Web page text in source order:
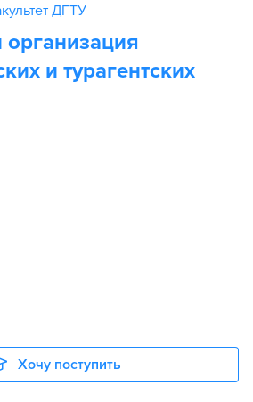
ДГТУ
организация
и турагентских
Хочу поступить